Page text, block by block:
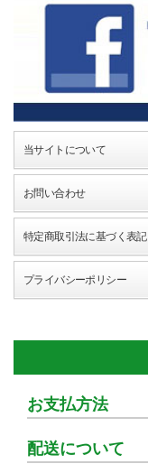
当サイトについて
お問い合わせ
特定商取引法に基づく表記
プライバシーポリシー
お支払方法
配送について